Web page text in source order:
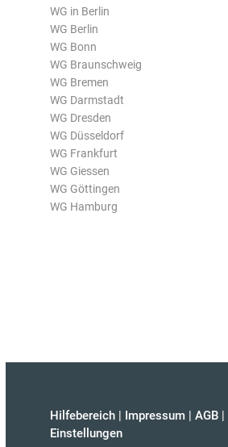
WG in Berlin
WG Berlin
WG Bonn
WG Braunschweig
WG Bremen
WG Darmstadt
WG Dresden
WG Düsseldorf
WG Frankfurt
WG Giessen
WG Göttingen
WG Hamburg
Hilfebereich | Impressum | AGB |
Einstellungen